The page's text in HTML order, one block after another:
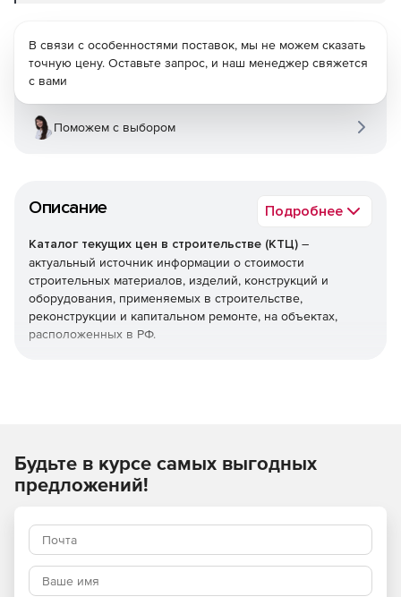
Описание Подробнее
Каталог текущих цен в строительстве (КТЦ) –
актуальный источник информации о стоимости
строительных материалов, изделий, конструкций и
оборудования, применяемых в строительстве,
реконструкции и капитальном ремонте, на объектах,
расположенных в РФ.
объектов, расположенных в Российской Федерации.
В связи с особенностями поставок, мы не можем сказать
точную цену. Оставьте запрос, и наш менеджер свяжется
с вами
Поможем с выбором
Будьте в курсе самых выгодных
предложений!